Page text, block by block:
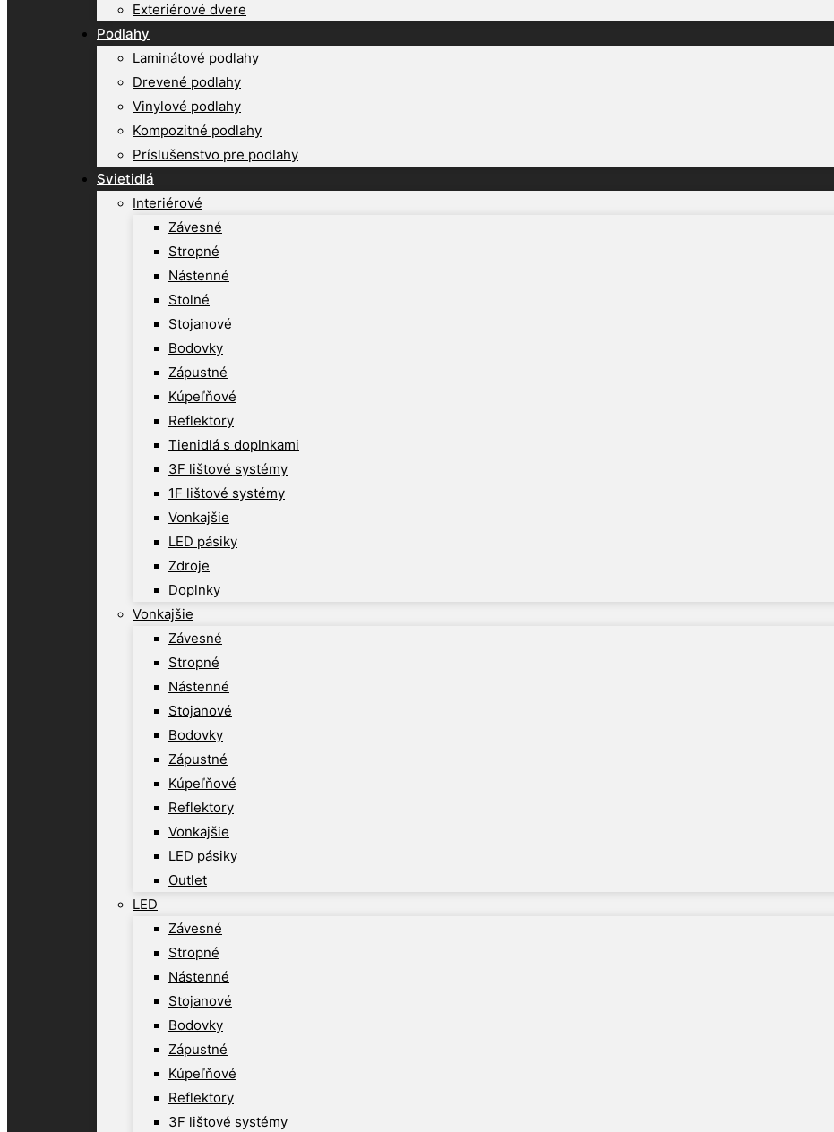
Exteriérové dvere
Podlahy
Laminátové podlahy
Drevené podlahy
Vinylové podlahy
Kompozitné podlahy
Príslušenstvo pre podlahy
Svietidlá
Interiérové
Závesné
Stropné
Nástenné
Stolné
Stojanové
Bodovky
Zápustné
Kúpeľňové
Reflektory
Tienidlá s doplnkami
3F lištové systémy
1F lištové systémy
Vonkajšie
LED pásiky
Zdroje
Doplnky
Vonkajšie
Závesné
Stropné
Nástenné
Stojanové
Bodovky
Zápustné
Kúpeľňové
Reflektory
Vonkajšie
LED pásiky
Outlet
LED
Závesné
Stropné
Nástenné
Stojanové
Bodovky
Zápustné
Kúpeľňové
Reflektory
3F lištové systémy